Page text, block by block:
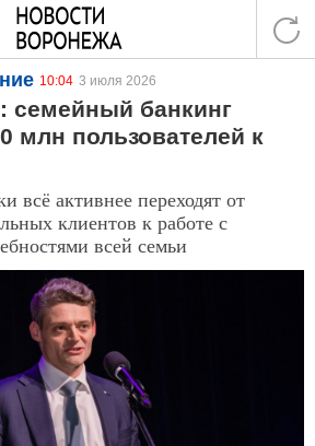
10:04 3 июля 2026
семейный банкинг
млн пользователей к
всё активнее переходят от
клиентов к работе с
всей семьи